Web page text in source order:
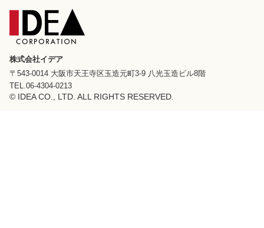
株式会社イデア
〒543-0014 大阪市天王寺区玉造元町3-9 八光玉造ビル8階
TEL.06-4304-0213
© IDEA CO., LTD. ALL RIGHTS RESERVED.